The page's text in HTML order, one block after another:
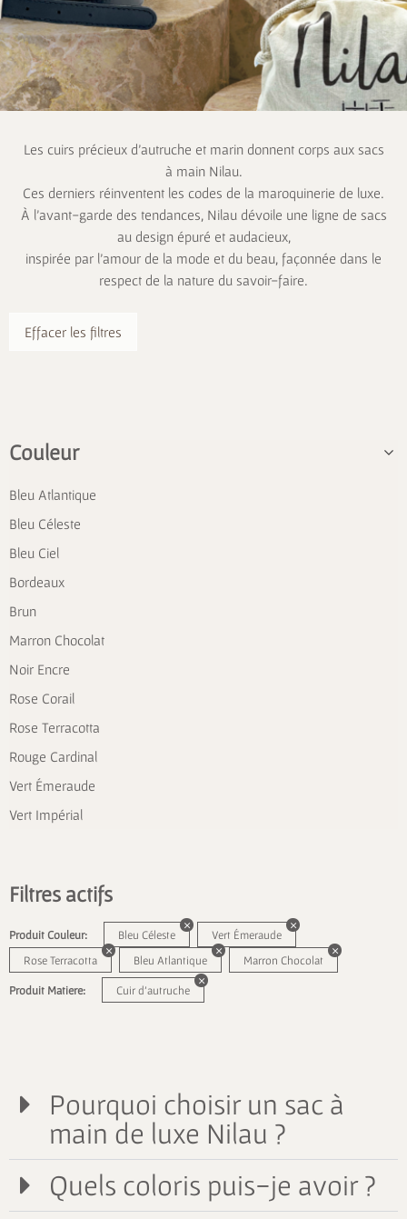
Les cuirs précieux d’autruche et marin donnent corps aux sacs
à main Nilau.
Ces derniers réinventent les codes de la maroquinerie de luxe.
À l’avant-garde des tendances, Nilau dévoile une ligne de sacs
au design épuré et audacieux,
inspirée par l’amour de la mode et du beau, façonnée dans le
respect de la nature du savoir-faire.
Effacer les filtres
Couleur
Bleu Atlantique
Bleu Céleste
Bleu Ciel
Bordeaux
Brun
Marron Chocolat
Noir Encre
Rose Corail
Rose Terracotta
Rouge Cardinal
Vert Émeraude
Vert Impérial
Filtres actifs
Produit Couleur: Bleu Céleste
Vert Émeraude
Rose Terracotta
Bleu Atlantique Marron Chocolat
Produit Matiere: Cuir d'autruche
Pourquoi choisir un sac à
main de luxe Nilau ?
Quels coloris puis-je avoir ?